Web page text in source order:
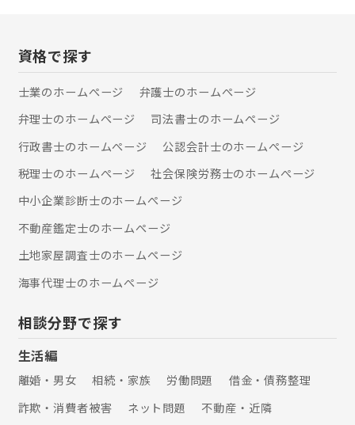
門的な要素が絡みあい、保険会社との
交渉においては、訴訟にした場合の結
果予測、主治医との協力関係の構築が
重要です。 弁護士法人ALG東京オフィ
つ、交通事故被害者の悔しさ、辛さに
寄り添う弁護士事務所であり続けたい
悩みがあればお気軽にご連絡くださ
も、親権、養育費、面会交流、財産分
与、慰謝料など千差万別です。弁護士
婚事件に携わり、これまでの経験から
の他にも、相続、刑事事件、医療過
ら、弁護士法人ALG東京オフィスへお
気軽にご相談ください。
の法人様向けプランはもちろん、個人
様向けのプランもご用意しております
ので、お気軽にお問い合わせくださ
い。 まずはお気軽にお電話を。 お待ち
しております！
資格で探す
士業のホームぺージ
弁護士のホームぺージ
弁理士のホームぺージ
司法書士のホームぺージ
行政書士のホームぺージ
公認会計士のホームぺージ
税理士のホームぺージ
社会保険労務士のホームぺージ
中小企業診断士のホームぺージ
不動産鑑定士のホームぺージ
土地家屋調査士のホームぺージ
海事代理士のホームぺージ
相談分野で探す
生活編
離婚・男女 相続・家族 労働問題
借金・債務整理
詐欺・消費者被害
ネット問題
不動産・近隣